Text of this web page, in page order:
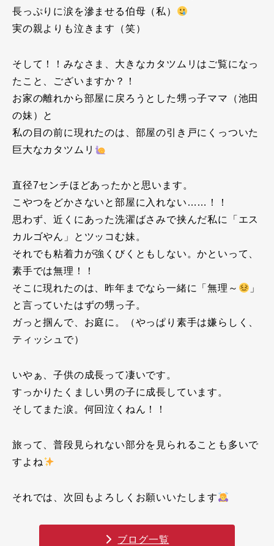
長っぷりに涙を滲ませる伯母（私）
実の親よりも泣きます（笑）
そして！！みなさま、大きなカタツムリはご覧になっ
たこと、ございますか？！
お家の離れから部屋に戻ろうとした甥っ子ママ（池田
の妹）と
私の目の前に現れたのは、部屋の引き戸にくっついた
巨大なカタツムリ
直径7センチほどあったかと思います。
こやつをどかさないと部屋に入れない……！！
思わず、近くにあった洗濯ばさみで挟んだ私に「エス
カルゴやん」とツッコむ妹。
それでも粘着力が強くびくともしない。かといって、
素手では無理！！
そこに現れたのは、昨年までなら一緒に「無理～
」
と言っていたはずの甥っ子。
ガっと掴んで、お庭に。（やっぱり素手は嫌らしく、
ティッシュで）
いやぁ、子供の成長って凄いです。
すっかりたくましい男の子に成長しています。
そしてまた涙。何回泣くねん！！
旅って、普段見られない部分を見られることも多いで
すよね
それでは、次回もよろしくお願いいたします
ブログ一覧